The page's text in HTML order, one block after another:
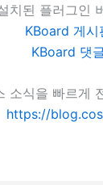
치된 플러그인
KBoard 게시
KBoard 댓
소식을 빠르게
https://